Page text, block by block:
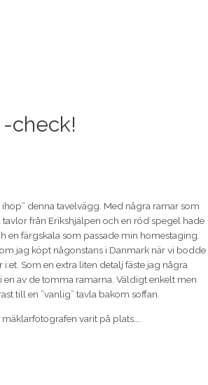
check!
ihop” denna tavelvägg. Med några ramar som
från Erikshjälpen och en röd spegel hade
en färgskala som passade min homestaging.
jag köpt någonstans i Danmark när vi bodde
Som en extra liten detalj fäste jag några
av de tomma ramarna. Väldigt enkelt men
till en ”vanlig” tavla bakom soffan.
varit på plats….